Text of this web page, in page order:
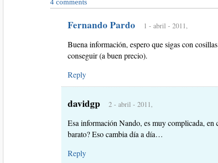
Fernando Pardo 1 - abril - 2011,
Buena información, espero que sigas con
conseguir (a buen precio).
Reply
davidgp 2 - abril - 2011,
Esa información Nando, es muy complicada,
barato? Eso cambia día a día…
Reply